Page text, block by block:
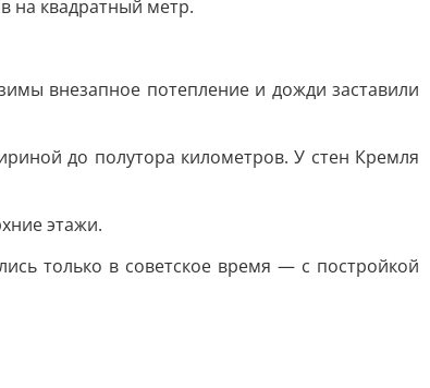
на квадратный метр.
внезапное потепление и дожди заставили
до полутора километров. У стен Кремля
этажи.
только в советское время — с постройкой